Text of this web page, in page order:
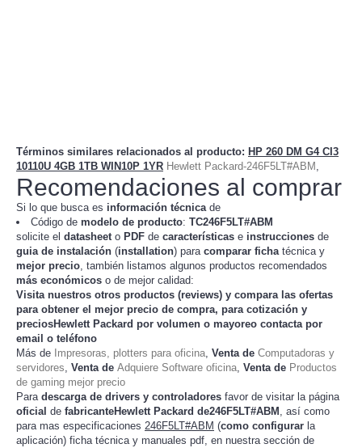
Términos similares relacionados al producto: HP 260 DM G4 CI3
10110U 4GB 1TB WIN10P 1YR Hewlett Packard-246F5LT#ABM
Recomendaciones al comprar
Si lo que busca es información técnica de
Código de modelo de producto: TC246F5LT#ABM
solicite el datasheet o PDF de características e instrucciones de
guia de instalación (installation) para comparar ficha técnica y
mejor precio , también listamos algunos productos recomendados
más económicos o de mejor calidad:
Visita nuestros otros productos (reviews) y compara las ofertas
para obtener el mejor precio de compra, para cotización y
preciosHewlett Packard por volumen o mayoreo contacta por
email o teléfono
Más de Impresoras, plotters para oficina Venta de Computadoras y
servidores Venta de Adquiere Software oficina Venta de Productos
de gaming mejor precio
Para descarga de drivers y controladores favor de visitar la página
oficial de fabricanteHewlett Packard de246F5LT#ABM , así como
para mas especificaciones 246F5LT#ABM (como configurar la
aplicación) ficha técnica y manuales pdf, en nuestra sección de